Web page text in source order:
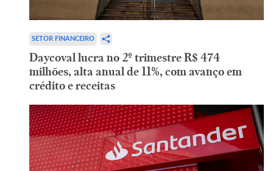
SETOR FINANCEIRO
Daycoval lucra no 2º trimestre R$ 474
milhões, alta anual de 11%, com avanço em
crédito e receitas